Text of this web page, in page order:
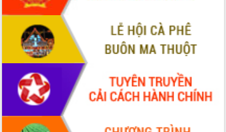
Kết nối tour, đẩy mạnh chuyển đổi số
để phát triển du lịch Đắk Lắk
Khởi động Dự án Đầu tư xây dựng hạ
tầng kỹ thuật Cụm công nghiệp Tân
Gặp mặt các cơ quan báo chí nhân Kỷ
niệm 101 năm Ngày Báo chí Cách
mạng Việt Nam
Đắk Lắk sơ kết 4 năm triển khai thực
hiện Đề án 06 của Chính phủ
Họp báo thông tin về Hội nghị Công bố
Quy hoạch và Xúc tiến đầu tư tỉnh Đắk